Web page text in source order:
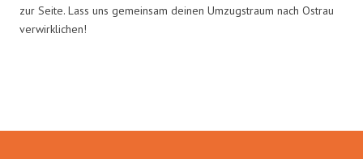
zur Seite. Lass uns gemeinsam deinen Umzugstraum nach Ostrau
verwirklichen!